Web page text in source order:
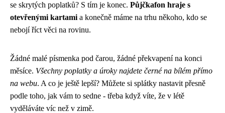
se skrytých poplatků? S tím je konec. Půjčkafon hraje s
otevřenými kartami a konečně máme na trhu někoho, kdo se
nebojí říct věci na rovinu.
Žádné malé písmenka pod čarou, žádné překvapení na konci
měsíce. Všechny poplatky a úroky najdete černé na bílém přímo
na webu. A co je ještě lepší? Můžete si splátky nastavit přesně
podle toho, jak vám to sedne - třeba když víte, že v létě
vyděláváte víc než v zimě.